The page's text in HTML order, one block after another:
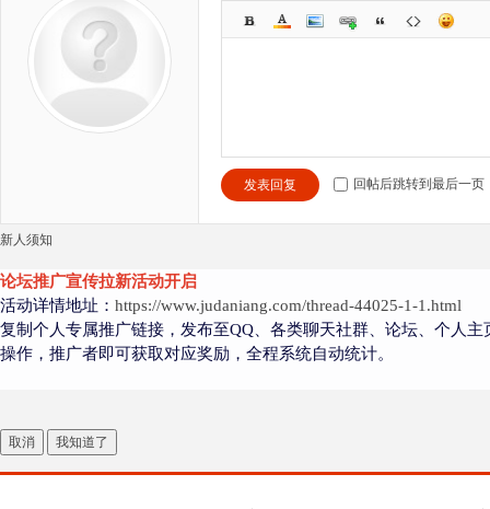
发表回复 回帖后跳转到最后一页
新人须知
论坛推广宣传拉新活动开启
活动详情地址： https://www.judaniang.com/thread-44025-1-1.html
复制个人专属推广链接，发布至QQ、各类聊天社群、论坛、个人
操作，推广者即可获取对应奖励，全程系统自动统计。
取消 我知道了